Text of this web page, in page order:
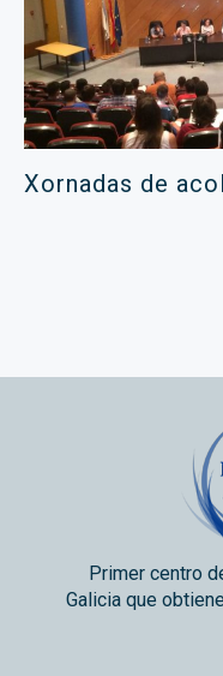
Xornadas de
Primer centro
Galicia que